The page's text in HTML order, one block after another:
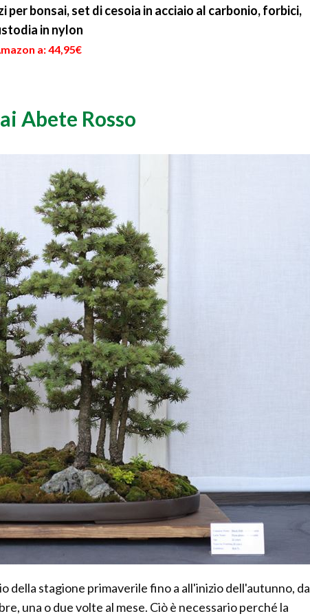
bonsai, set di cesoia in acciaio al carbonio, forbici,
in nylon
a: 44,95€
Abete Rosso
della stagione primaverile fino a all'inizio dell'autunno, da
una o due volte al mese. Ciò è necessario perché la